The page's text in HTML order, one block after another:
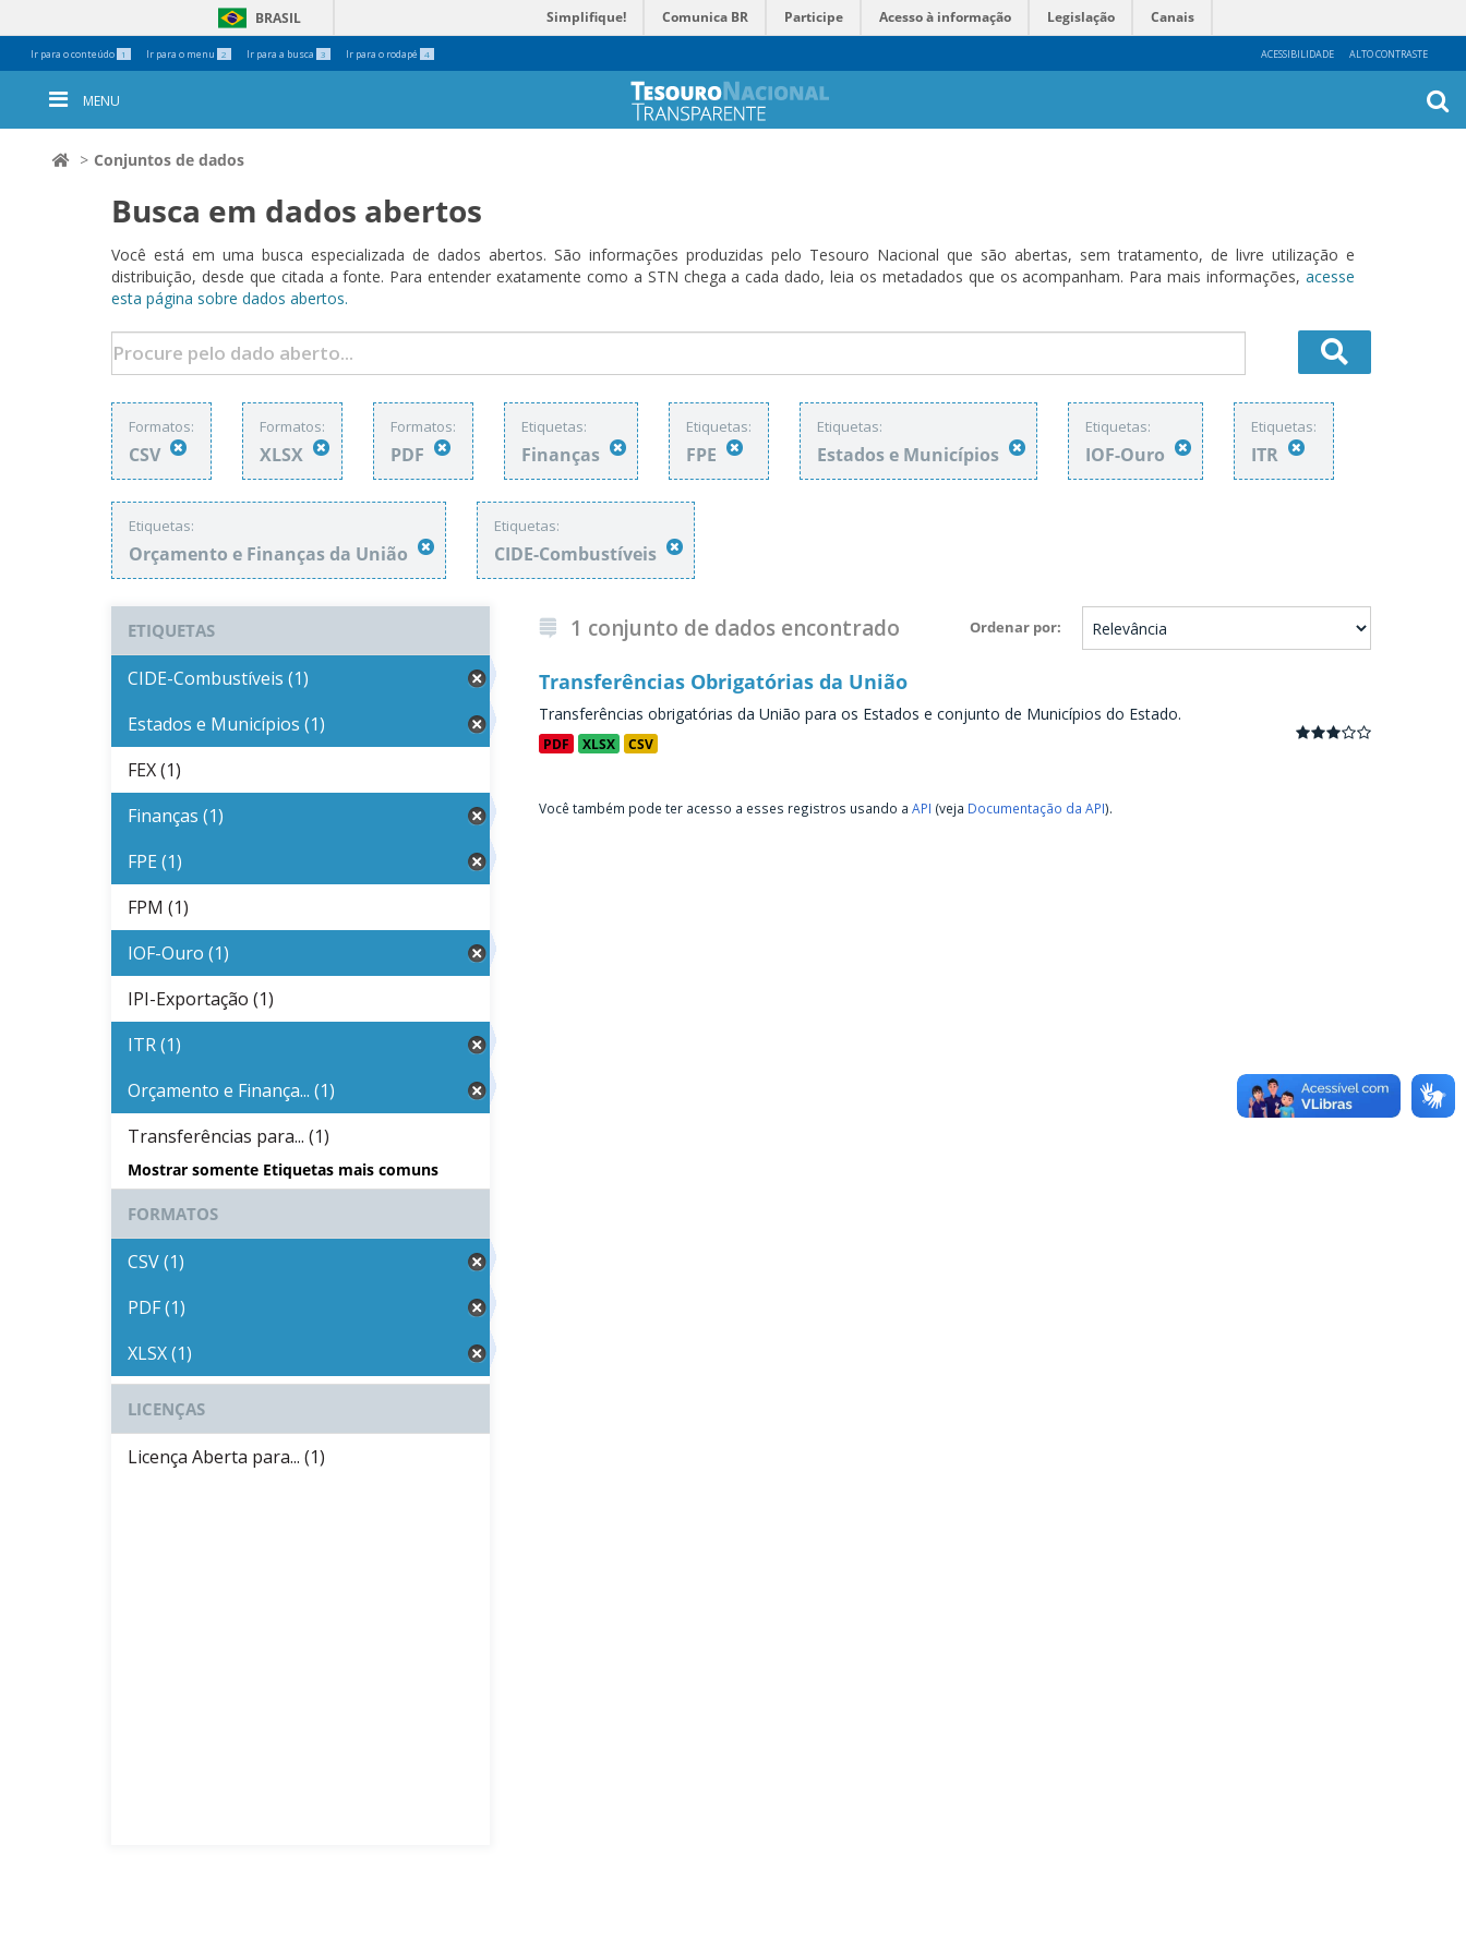
Ir para o conteúdo 1 Ir para o menu 2 Ir para a busca 3 Ir para o rodapé 4 ACESSIBILIDADE ALTO CONTRASTE
BRASIL Simplifique! Comunica BR Participe Acesso à informação Legislação Canais
Ferramentas
Pessoais
MENU
Conjuntos de dados
Busca em dados abertos
Você está em uma busca especializada de dados abertos. São informações produzidas pelo Tesouro Nacional que são abertas, sem tratamento, de livre utilização e
distribuição, desde que citada a fonte. Para entender exatamente como a STN chega a cada dado, leia os metadados que os acompanham. Para mais informações, acesse
esta página sobre dados abertos.
Formatos:
CSV
Formatos:
XLSX
Formatos:
PDF
Etiquetas:
Finanças
Etiquetas:
FPE
Etiquetas:
Estados e Municípios
Etiquetas:
IOF-Ouro
Etiquetas:
ITR
Etiquetas:
Orçamento e Finanças da União
Etiquetas:
CIDE-Combustíveis
Ordenar por
1 conjunto de dados encontrado
Transferências Obrigatórias da União
Transferências obrigatórias da União para os Estados e conjunto de Municípios do Estado.
PDF XLSX CSV
Você também pode ter acesso a esses registros usando a API (veja Documentação da API).
ETIQUETAS
CIDE-Combustíveis (1)
Estados e Municípios (1)
FEX (1)
Finanças (1)
FPE (1)
FPM (1)
IOF-Ouro (1)
IPI-Exportação (1)
ITR (1)
Orçamento e Finança... (1)
Transferências para... (1)
Mostrar somente Etiquetas mais comuns
FORMATOS
CSV (1)
PDF (1)
XLSX (1)
LICENÇAS
Licença Aberta para... (1)